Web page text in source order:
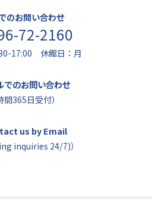
のお問い合わせ
72-2160
17:00 休館日：月
でのお問い合わせ
間365日受付）
us by Email
inquiries 24/7)）